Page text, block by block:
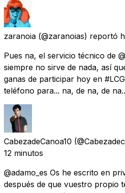
zaranoia (@zaranoias) reportó
Pues na, el servicio técnico de
siempre no sirve de nada, así
ganas de participar hoy en
teléfono para... na, de na, de
CabezadeCanoa10
12 minutos
@adamo_es Os he escrito en
después de que vuestro propio